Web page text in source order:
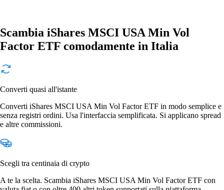
Scambia iShares MSCI USA Min Vol
Factor ETF comodamente in Italia
Converti quasi all'istante
Converti iShares MSCI USA Min Vol Factor ETF in modo semplice e
senza registri ordini. Usa l'interfaccia semplificata. Si applicano spread
e altre commissioni.
Scegli tra centinaia di crypto
A te la scelta. Scambia iShares MSCI USA Min Vol Factor ETF con